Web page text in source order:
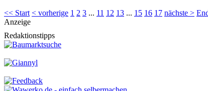
<< Start < vorherige 1 2 3 ... 11 12 13 ... 15 16 17 nächste >
Anzeige
Redaktionstipps